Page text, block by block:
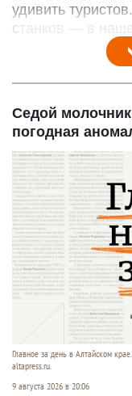
удивить
станков — в
Седой
погодная
Главное за день в Алтайском крае.
altapress.ru.
9 августа 2026 в 20:06